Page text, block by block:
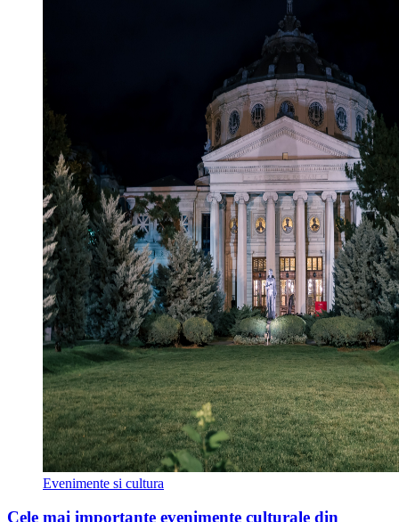
Evenimente si cultura
Cele mai importante evenimente culturale din